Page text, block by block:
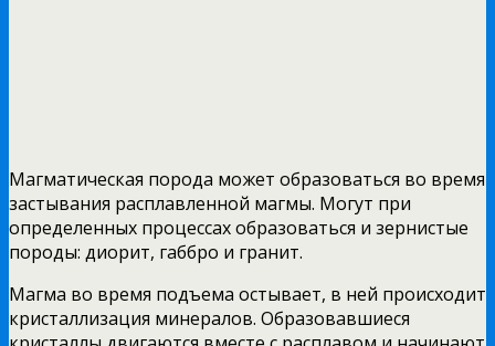
Магматическая порода может образоваться во время
застывания расплавленной магмы. Могут при
определенных процессах образоваться и зернистые
породы: диорит, габбро и гранит.
Магма во время подъема остывает, в ней происходит
кристаллизация минералов. Образовавшиеся